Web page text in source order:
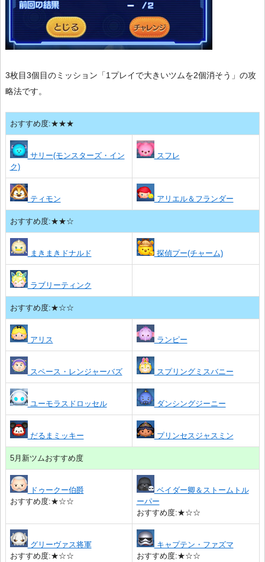
3枚目3個目のミッション「1プレイで大きいツムを2個消そう」の攻
略法です。
おすすめ度:★★★
サリー(モンスターズ・イン
ク)
スフレ
ティモン アリエル＆フランダー
おすすめ度:★★☆
まきまきドナルド 探偵プー(チャーム)
ラブリーティンク
おすすめ度:★☆☆
アリス ランピー
スペース・レンジャーバズ スプリングミスバニー
ユーモラスドロッセル ダンシングジーニー
だるまミッキー プリンセスジャスミン
5月新ツムおすすめ度
ドゥークー伯爵
おすすめ度:★☆☆
ベイダー卿＆ストームトル
ーパー
おすすめ度:★☆☆
グリーヴァス将軍
おすすめ度:★☆☆
キャプテン・ファズマ
おすすめ度:★☆☆